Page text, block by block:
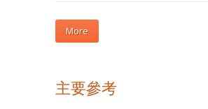
More
主要參考